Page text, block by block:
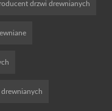
drzwi drewnianych